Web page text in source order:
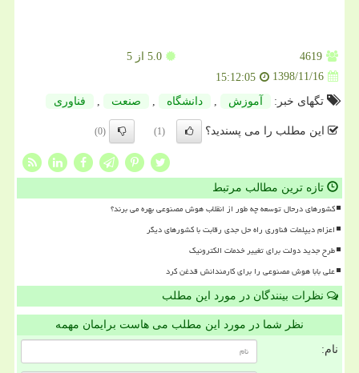
4619
5.0 از 5
1398/11/16
15:12:05
تگهای خبر:
آموزش دانشگاه صنعت فناوری
این مطلب را می پسندید؟ (1)
(0)
تازه ترین مطالب مرتبط
کشورهای درحال توسعه چه طور از انقلاب هوش مصنوعی بهره می برند؟
اعزام دیپلمات فناوری راه حل جدی رقابت با کشورهای دیگر
طرح جدید دولت برای تغییر خدمات الکترونیک
علی بابا هوش مصنوعی را برای کارمندانش قدغن کرد
نظرات بینندگان در مورد این مطلب
نظر شما در مورد این مطلب می هاست برایمان مهمه
نام: